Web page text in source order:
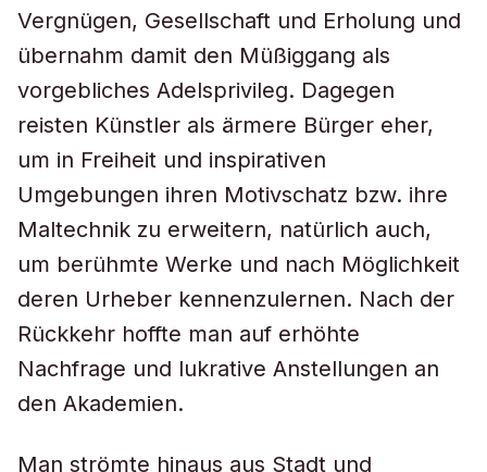
Vergnügen, Gesellschaft und Erholung und
übernahm damit den Müßiggang als
vorgebliches Adelsprivileg. Dagegen
reisten Künstler als ärmere Bürger eher,
um in Freiheit und inspirativen
Umgebungen ihren Motivschatz bzw. ihre
Maltechnik zu erweitern, natürlich auch,
um berühmte Werke und nach Möglichkeit
deren Urheber kennenzulernen. Nach der
Rückkehr hoffte man auf erhöhte
Nachfrage und lukrative Anstellungen an
den Akademien.
Man strömte hinaus aus Stadt und